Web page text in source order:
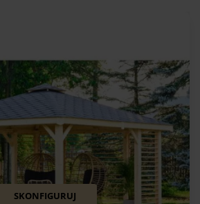
SKONFIGURUJ